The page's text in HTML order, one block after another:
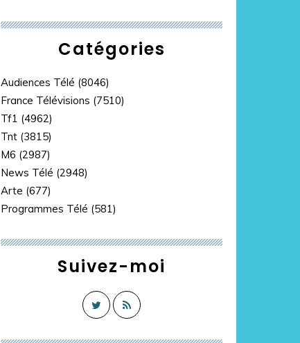
Catégories
Audiences Télé (8046)
France Télévisions (7510)
Tf1 (4962)
Tnt (3815)
M6 (2987)
News Télé (2948)
Arte (677)
Programmes Télé (581)
Suivez-moi